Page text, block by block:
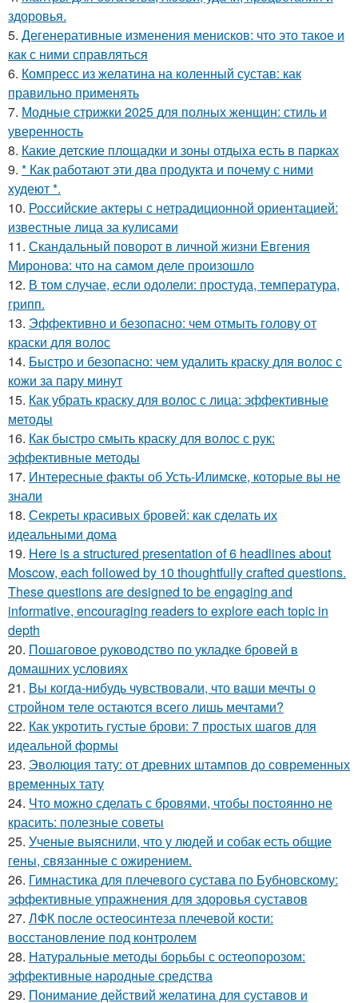
здоровья.
5. Дегенеративные изменения менисков: что это такое и
как с ними справляться
6. Компресс из желатина на коленный сустав: как
правильно применять
7. Модные стрижки 2025 для полных женщин: стиль и
уверенность
8. Какие детские площадки и зоны отдыха есть в парках
9. * Как работают эти два продукта и почему с ними
худеют *.
10. Российские актеры с нетрадиционной ориентацией:
известные лица за кулисами
11. Скандальный поворот в личной жизни Евгения
Миронова: что на самом деле произошло
12. В том случае, если одолели: простуда, температура,
грипп.
13. Эффективно и безопасно: чем отмыть голову от
краски для волос
14. Быстро и безопасно: чем удалить краску для волос с
кожи за пару минут
15. Как убрать краску для волос с лица: эффективные
методы
16. Как быстро смыть краску для волос с рук:
эффективные методы
17. Интересные факты об Усть-Илимске, которые вы не
знали
18. Секреты красивых бровей: как сделать их
идеальными дома
19. Here is a structured presentation of 6 headlines about
Moscow, each followed by 10 thoughtfully crafted questions.
These questions are designed to be engaging and
informative, encouraging readers to explore each topic in
depth
20. Пошаговое руководство по укладке бровей в
домашних условиях
21. Вы когда-нибудь чувствовали, что ваши мечты о
стройном теле остаются всего лишь мечтами?
22. Как укротить густые брови: 7 простых шагов для
идеальной формы
23. Эволюция тату: от древних штампов до современных
временных тату
24. Что можно сделать с бровями, чтобы постоянно не
красить: полезные советы
25. Ученые выяснили, что у людей и собак есть общие
гены, связанные с ожирением.
26. Гимнастика для плечевого сустава по Бубновскому:
эффективные упражнения для здоровья суставов
27. ЛФК после остеосинтеза плечевой кости:
восстановление под контролем
28. Натуральные методы борьбы с остеопорозом:
эффективные народные средства
29. Понимание действий желатина для суставов и